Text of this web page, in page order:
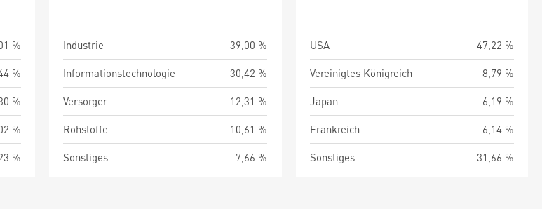
%
%
%
%
%
Industrie
39,00 %
Informationstechnologie
30,42 %
Versorger
12,31 %
Rohstoffe
10,61 %
Sonstiges
7,66 %
USA
47,22 %
Vereinigtes Königreich
8,79 %
Japan
6,19 %
Frankreich
6,14 %
Sonstiges
31,66 %